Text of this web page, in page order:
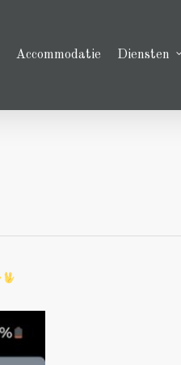
Accommodatie Diensten